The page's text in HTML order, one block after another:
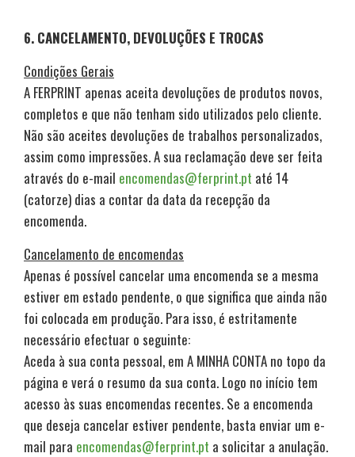
6. CANCELAMENTO, DEVOLUÇÕES E TROCAS
Condições Gerais
A FERPRINT apenas aceita devoluções de produtos novos,
completos e que não tenham sido utilizados pelo cliente.
Não são aceites devoluções de trabalhos personalizados,
assim como impressões. A sua reclamação deve ser feita
através do e-mail encomendas@ferprint.pt até 14
(catorze) dias a contar da data da recepção da
encomenda.
Cancelamento de encomendas
Apenas é possível cancelar uma encomenda se a mesma
estiver em estado pendente, o que significa que ainda não
foi colocada em produção. Para isso, é estritamente
necessário efectuar o seguinte:
Aceda à sua conta pessoal, em A MINHA CONTA no topo da
página e verá o resumo da sua conta. Logo no início tem
acesso às suas encomendas recentes. Se a encomenda
que deseja cancelar estiver pendente, basta enviar um e-
mail para encomendas@ferprint.pt a solicitar a anulação.